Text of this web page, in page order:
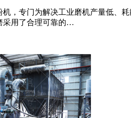
，专门为解决工业磨机产量低、
采用了合理可靠的…